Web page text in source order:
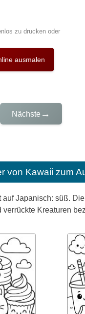
zu drucken oder
ausmalen
Nächste →
von Kawaii zum
Japanisch: süß.
Kreaturen